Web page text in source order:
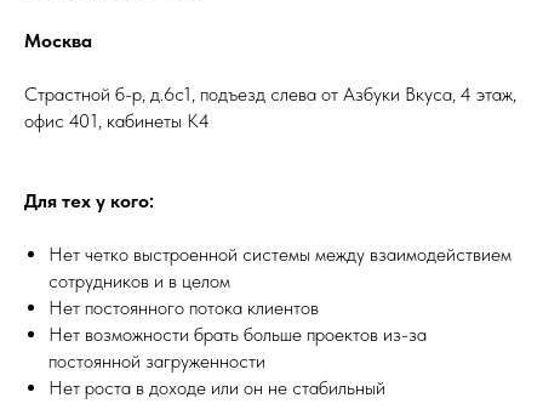
Москва
Страстной б-р, д.6c1, подъезд слева от Азбуки Вкуса, 4 этаж,
офис 401, кабинеты K4
Для тех у кого:
Нет четко выстроенной системы между взаимодействием
сотрудников и в целом
Нет постоянного потока клиентов
Нет возможности брать больше проектов из-за
постоянной загруженности
Нет роста в доходе или он не стабильный